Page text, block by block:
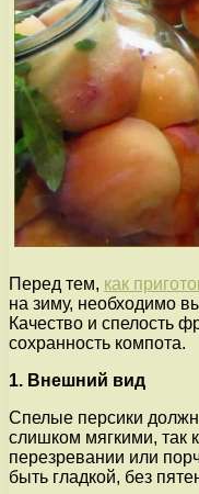
Перед тем, как
на зиму, необходимо
Качество и спелость
сохранность компота.
1. Внешний вид
Спелые персики
слишком мягкими, так
перезревании или
быть гладкой, без